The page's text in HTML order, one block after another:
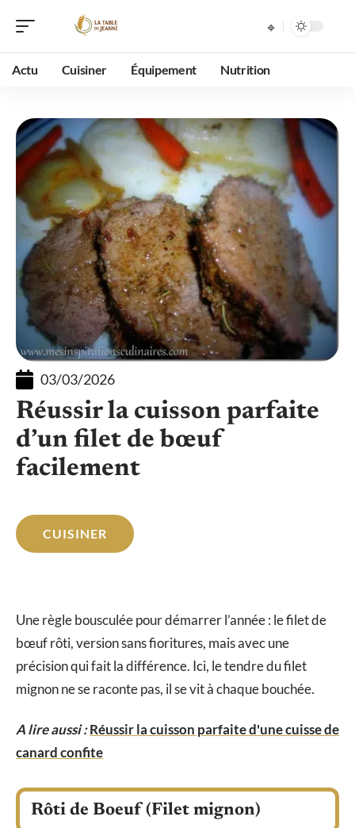
Actu Cuisiner Équipement Nutrition
03/03/2026
Réussir la cuisson parfaite
d’un filet de bœuf
facilement
CUISINER
Une règle bousculée pour démarrer l’année : le filet de
bœuf rôti, version sans fioritures, mais avec une
précision qui fait la différence. Ici, le tendre du filet
mignon ne se raconte pas, il se vit à chaque bouchée.
A lire aussi :Réussir la cuisson parfaite d'une cuisse de
canard confite
Rôti de Boeuf (Filet mignon)